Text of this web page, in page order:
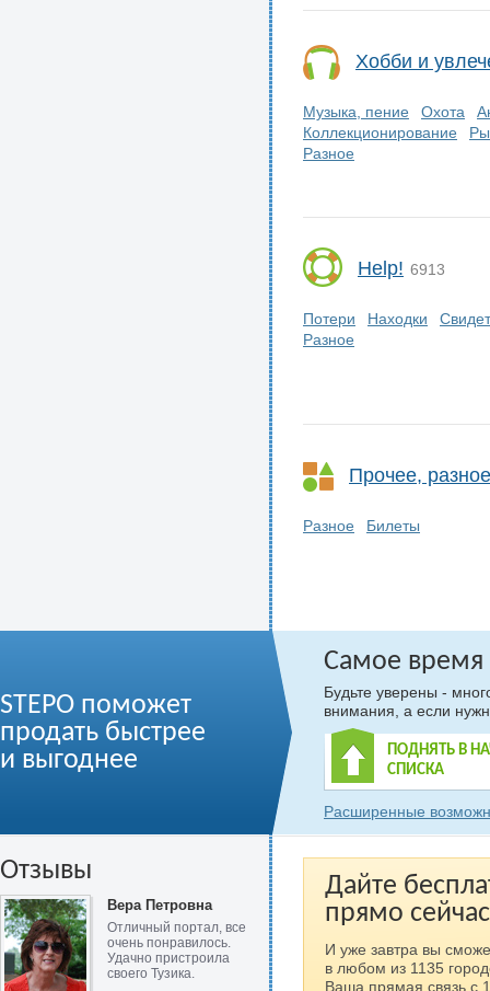
Хобби и
Музыка, пение Охота
Коллекционирование
Разное
Help! 6913
Потери Находки
Разное
Прочее, разное
Разное Билеты
STEPO поможет
продать быстрее
и выгоднее
Самое время
Будьте уверены -
внимания, а если
ПОДНЯТЬ В
СПИСКА
Расширенные
Отзывы
Вера Петровна
Отличный портал, все
очень понравилось.
Удачно пристроила
своего Тузика.
Дайте
прямо
И уже завтра вы
в любом из 1135
Ваша прямая связь с